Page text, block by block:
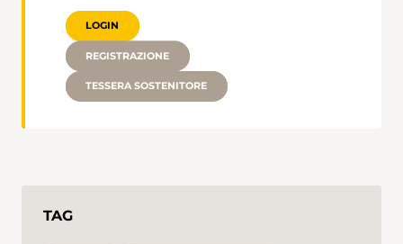
LOGIN
REGISTRAZIONE
TESSERA SOSTENITORE
TAG